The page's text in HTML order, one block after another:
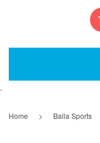
EIGEN ONTWERP
.
Home > Balla Sports